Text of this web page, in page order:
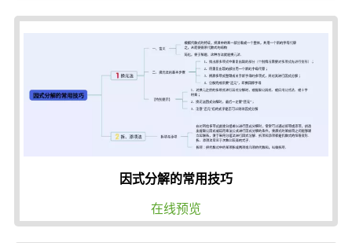
因式分解的常用技巧
在线预览